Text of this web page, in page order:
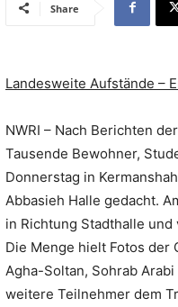
Share
Landesweite Aufstände –
NWRI – Nach Berichten
Tausende Bewohner,
Donnerstag in
Abbasieh Halle gedacht.
in Richtung Stadthalle
Die Menge hielt Fotos der
Agha-Soltan, Sohrab
weitere Teilnehmer dem